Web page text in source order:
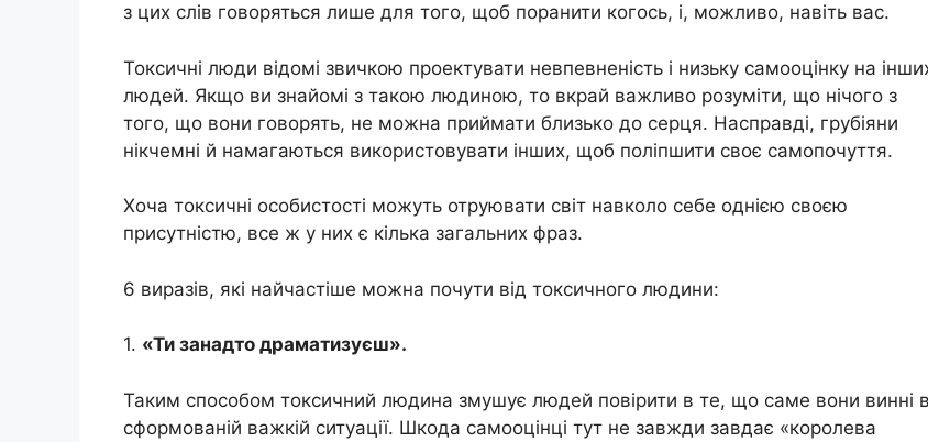
з цих слів говоряться лише для того, щоб поранити когось, і, можливо, навіть вас.
Токсичні люди відомі звичкою проектувати невпевненість і низьку самооцінку на
людей. Якщо ви знайомі з такою людиною, то вкрай важливо розуміти, що нічого з
того, що вони говорять, не можна приймати близько до серця. Насправді, грубіяни
нікчемні й намагаються використовувати інших, щоб поліпшити своє самопочуття.
Хоча токсичні особистості можуть отруювати світ навколо себе однією своєю
присутністю, все ж у них є кілька загальних фраз.
6 виразів, які найчастіше можна почути від токсичного людини:
1. «Ти занадто драматизуєш».
Таким способом токсичний людина змушує людей повірити в те, що саме вони винні в
сформованій важкій ситуації. Шкода самооцінці тут не завжди завдає «королева